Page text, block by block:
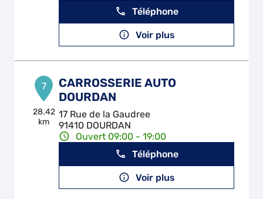
Téléphone
Voir plus
7
28.42
km
CARROSSERIE AUTO
DOURDAN
17 Rue de la Gaudree
91410 DOURDAN
Ouvert 09:00 - 19:00
Téléphone
Voir plus